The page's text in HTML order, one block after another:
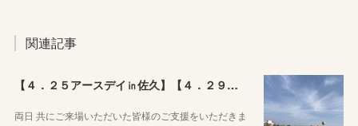
関連記事
【４．２５アースデイ㏌佐久】【４．２９ぷちっとおいでよマルシェVol.3】のご報告
両日 共にご来場いただいた皆様のご支援をいただきま